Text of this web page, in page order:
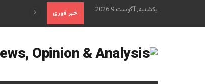
یکشنبه, آگوست 9 2026 خبر فوری علم تاریخ